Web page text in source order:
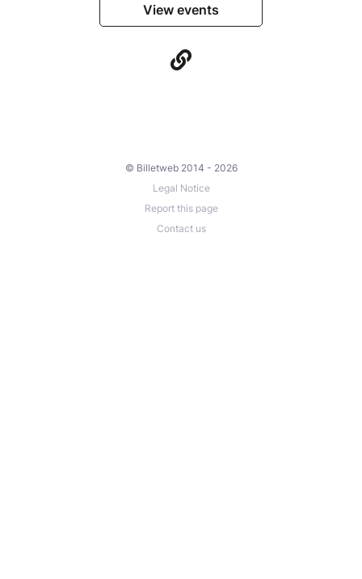
View events
© Billetweb 2014 - 2026
Legal Notice
Report this page
Contact us